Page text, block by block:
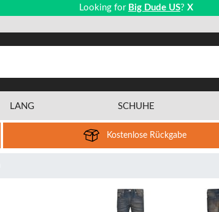
Looking for Big Dude US? X
LANG SCHUHE
Kostenlose Rückgabe